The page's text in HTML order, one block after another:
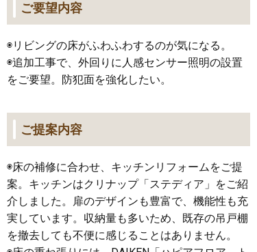
ご要望内容
◉リビングの床がふわふわするのが気になる。
◉追加工事で、外回りに人感センサー照明の設置
をご要望。防犯面を強化したい。
ご提案内容
◉床の補修に合わせ、キッチンリフォームをご提
案。キッチンはクリナップ「ステディア」をご紹
介しました。扉のデザインも豊富で、機能性も充
実しています。収納量も多いため、既存の吊戸棚
を撤去しても不便に感じることはありません。